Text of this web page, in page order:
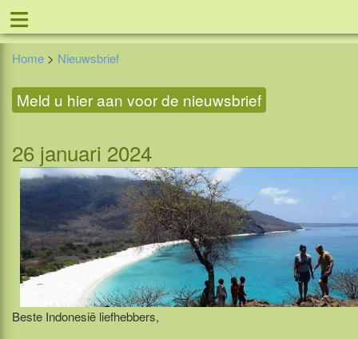
≡Nieuwsbrief
Home > Nieuwsbrief
Meld u hier aan voor de nieuwsbrief
26 januari 2024
Beste Indonesië liefhebbers,